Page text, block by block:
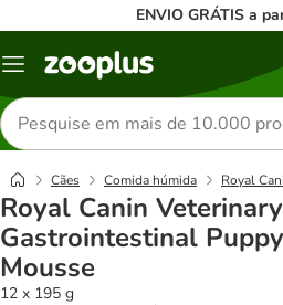
ENVIO GRÁTIS a
Menu
Pesquisar
produtos
Cães Comida húmida Royal
Royal Canin
Gastrointestinal
Mousse
12 x 195 g